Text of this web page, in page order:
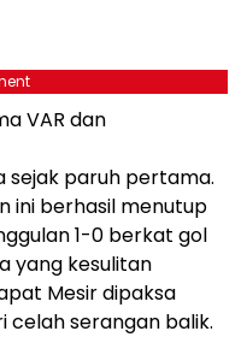
VAR dan
sejak paruh pertama.
ini berhasil menutup
1-0 berkat gol
yang kesulitan
Mesir dipaksa
serangan balik.